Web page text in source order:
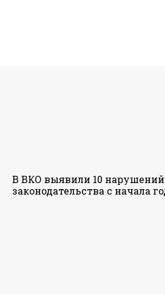
В ВКО выявили 10 нарушений
законодательства с начала